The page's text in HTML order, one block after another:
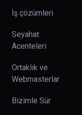
İş çözümleri
Seyahat
Acenteleri
Ortaklık ve
Webmasterlar
Bizimle Sür